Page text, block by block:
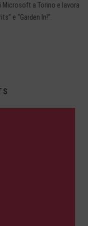
Microsoft a Torino e lavora
e “Garden In!”.